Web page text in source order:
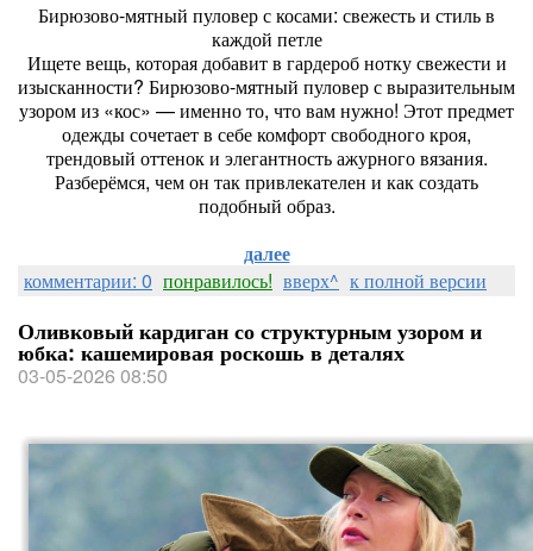
Бирюзово-мятный пуловер с косами: свежесть и стиль в
каждой петле
Ищете вещь, которая добавит в гардероб нотку свежести и
изысканности? Бирюзово-мятный пуловер с выразительным
узором из «кос» — именно то, что вам нужно! Этот предмет
одежды сочетает в себе комфорт свободного кроя,
трендовый оттенок и элегантность ажурного вязания.
Разберёмся, чем он так привлекателен и как создать
подобный образ.
далее
комментарии: 0 понравилось! вверх^ к полной версии
Оливковый кардиган со структурным узором и
юбка: кашемировая роскошь в деталях
03-05-2026 08:50